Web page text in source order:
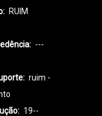
RUIM
---
ruim -
19--